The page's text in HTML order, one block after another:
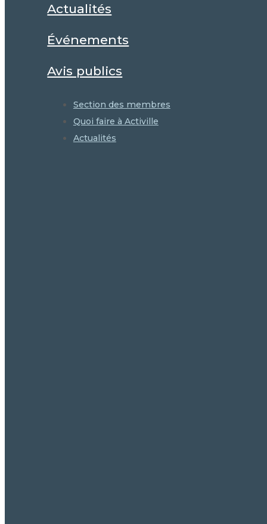
Actualités
Événements
Avis publics
Section des membres
Quoi faire à Activille
Actualités